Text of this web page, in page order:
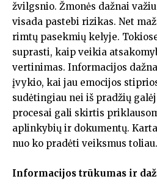
žvilgsnio. Žmonės dažnai
visada pastebi rizikas. Net
rimtų pasekmių kelyje.
suprasti, kaip veikia
vertinimas. Informacijos
įvykio, kai jau emocijos
sudėtingiau nei iš pradžių
procesai gali skirtis
aplinkybių ir dokumentų.
nuo ko pradėti veiksmus toliau.
Informacijos trūkumas ir